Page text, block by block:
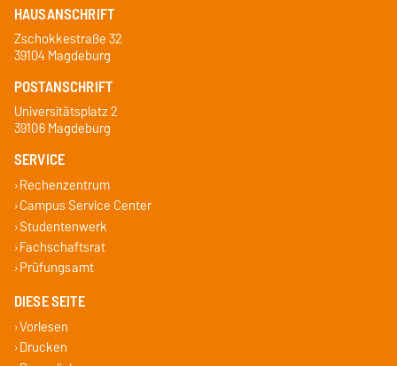
HAUSANSCHRIFT
Zschokkestraße 32
39104 Magdeburg
POSTANSCHRIFT
Universitätsplatz 2
39106 Magdeburg
SERVICE
Rechenzentrum
Campus Service Center
Studentenwerk
Fachschaftsrat
Prüfungsamt
DIESE SEITE
Vorlesen
Drucken